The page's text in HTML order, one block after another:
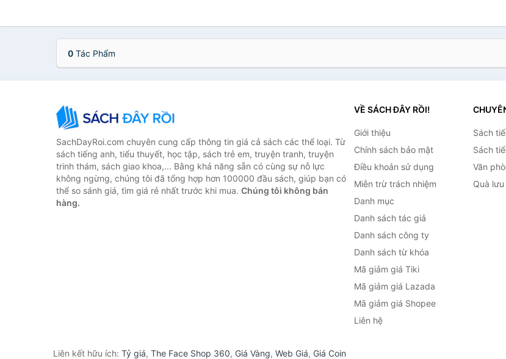
0 Tác Phẩm
SachDayRoi.com chuyên cung cấp thông tin giá cả sách các thể loại. Từ
sách tiếng anh, tiểu thuyết, học tập, sách trẻ em, truyện tranh, truyện
trinh thám, sách giao khoa,... Bằng khả năng sẵn có cùng sự nỗ lực
không ngừng, chúng tôi đã tổng hợp hơn 100000 đầu sách, giúp bạn có
thể so sánh giá, tìm giá rẻ nhất trước khi mua. Chúng tôi không bán
hàng.
VỀ SÁCH ĐÂY RỒI!
Giới thiệu
Chính sách bảo mật
Điều khoản sử dụng
Miễn trừ trách nhiệm
Danh mục
Danh sách tác giả
Danh sách công ty
Danh sách từ khóa
Mã giảm giá Tiki
Mã giảm giá Lazada
Mã giảm giá Shopee
Liên hệ
Sách
Sách
Văn
Quà lưu
Liên kết hữu ích: Tỷ giá, The Face Shop 360, Giá Vàng, Web Giá, Giá Coin